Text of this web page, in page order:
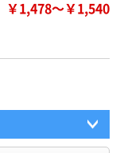
￥1,478～￥1,540